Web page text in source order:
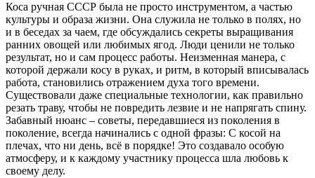
Коса ручная СССР была не просто инструментом, а частью
культуры и образа жизни. Она служила не только в полях, но
и в беседах за чаем, где обсуждались секреты выращивания
ранних овощей или любимых ягод. Люди ценили не только
результат, но и сам процесс работы. Неизменная манера, с
которой держали косу в руках, и ритм, в который вписывалась
работа, становились отражением духа того времени.
Существовали даже специальные технологии, как правильно
резать траву, чтобы не повредить лезвие и не напрягать спину.
Забавный нюанс – советы, передавшиеся из поколения в
поколение, всегда начинались с одной фразы: С косой на
плечах, что ни день, всё в порядке! Это создавало особую
атмосферу, и к каждому участнику процесса шла любовь к
своему делу.